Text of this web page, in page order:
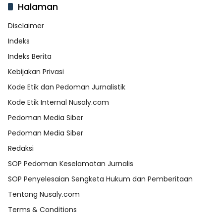
Halaman
Disclaimer
Indeks
Indeks Berita
Kebijakan Privasi
Kode Etik dan Pedoman Jurnalistik
Kode Etik Internal Nusaly.com
Pedoman Media Siber
Pedoman Media Siber
Redaksi
SOP Pedoman Keselamatan Jurnalis
SOP Penyelesaian Sengketa Hukum dan Pemberitaan
Tentang Nusaly.com
Terms & Conditions